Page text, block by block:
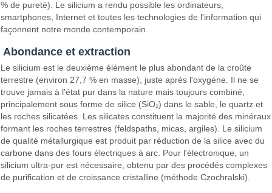
% de pureté). Le silicium a rendu possible les ordinateurs,
smartphones, Internet et toutes les technologies de l'information qui
façonnent notre monde contemporain.
Abondance et extraction
Le silicium est le deuxième élément le plus abondant de la croûte
terrestre (environ 27,7 % en masse), juste après l'oxygène. Il ne se
trouve jamais à l'état pur dans la nature mais toujours combiné,
principalement sous forme de silice (SiO₂) dans le sable, le quartz et
les roches silicatées. Les silicates constituent la majorité des minéraux
formant les roches terrestres (feldspaths, micas, argiles). Le silicium
de qualité métallurgique est produit par réduction de la silice avec du
carbone dans des fours électriques à arc. Pour l'électronique, un
silicium ultra-pur est nécessaire, obtenu par des procédés complexes
de purification et de croissance cristalline (méthode Czochralski).